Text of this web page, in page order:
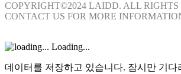
COPYRIGHT©2024 LAIDD. ALL RIGHTS
CONTACT US FOR MORE
Loading...
데이터를 저장하고 있습니다. 잠시만 기다